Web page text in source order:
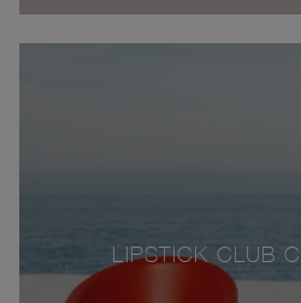
LIPSTICK CLUB